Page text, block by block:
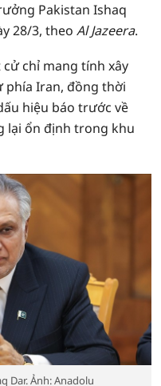
Pakistan Ishaq
28/3, theo Al Jazeera.
chỉ mang tính xây
phía Iran, đồng thời
hiệu báo trước về
lại ổn định trong khu
Dar. Ảnh: Anadolu